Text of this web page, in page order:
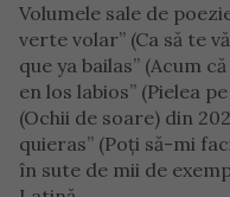
Volumele sale de
verte volar” (Ca să te
que ya bailas” (Acum
en los labios” (Pielea
(Ochii de soare) din
quieras” (Poți să-mi
în sute de mii de